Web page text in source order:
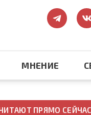
МНЕНИЕ
ПРЯМО СЕЙЧАС